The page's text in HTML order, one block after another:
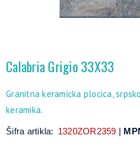
Calabria Grigio 33X33
Granitna keramicka plocica,
keramika.
Šifra artikla: 1320ZOR2359 |